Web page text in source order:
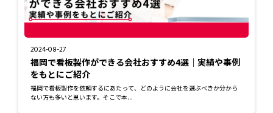
2024-08-27
福岡で看板製作ができる会社おすすめ4選｜実績や事例
をもとにご紹介
福岡で看板製作を依頼するにあたって、どのように会社を選ぶべきか分から
ない方も多いと思います。そこで本...